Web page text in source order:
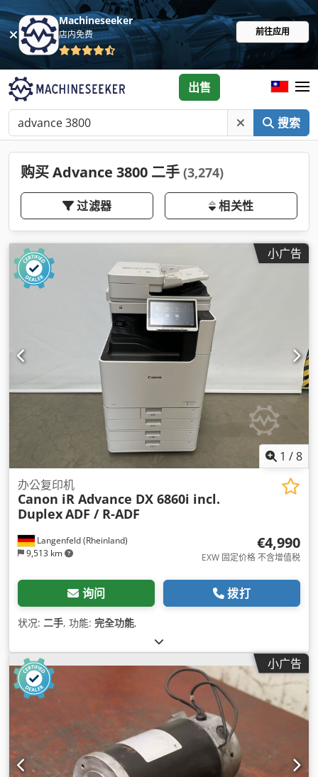
Machineseeker
店内免费 前往应用
搜索
出售
购买 Advance 3800 二手 (3,274)
过滤器 相关性
小广告
1 /8
Langenfeld (Rheinland)
9,513 km
办公复印机
Canon iR Advance DX 6860i incl.
DuplexADF / R-ADF
€4,990
EXW 固定价格 不含增值税
询问 拨打
状况: 二手, 功能: 完全功能,
小广告